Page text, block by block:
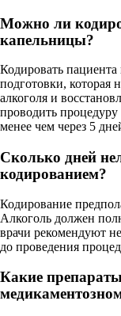
Можно ли
капельницы?
Кодировать
подготовки, которая
алкоголя и
проводить
менее чем через 5
Сколько дней
кодированием?
Кодирование
Алкоголь должен
врачи рекомендуют
до проведения
Какие